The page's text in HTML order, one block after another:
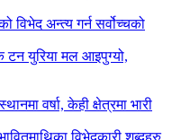
विभेद अन्त्य गर्न सर्वोच्चको
टन युरिया मल आइपुग्यो,
वर्षा, केही क्षेत्रमा भारी
विभेदकारी शब्दहरु